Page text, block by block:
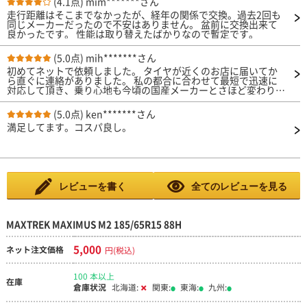
走行距離はそこまでなかったが、経年の関係で交換。過去2回も
同じメーカーだったので不安はありません。 盆前に交換出来て
良かったです。 性能は取り替えたばかりなので暫定です。
(5.0点) mih*******さん
初めてネットで依頼しました。 タイヤが近くのお店に届いてか
ら直ぐに連絡がありました。 私の都合に合わせて最短で迅速に
対応して頂き、乗り心地も今頃の国産メーカーとさほど変わりな
いです。中国のタイヤでしたが今までの半分で交換出来満足して
います (5.0点) ken*******さん
満足してます。コスパ良し。
レビューを書く 全てのレビューを見る
MAXTREK MAXIMUS M2 185/65R15 88H
ネット注文価格 5,000 円(税込)
在庫
100 本以上
倉庫状況 北海道: 関東: 東海: 九州: